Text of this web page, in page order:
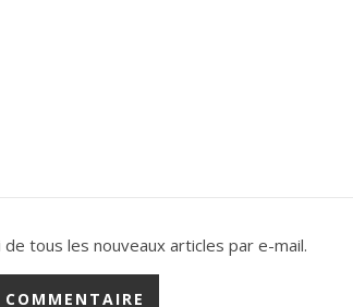
tous les nouveaux articles par e-mail.